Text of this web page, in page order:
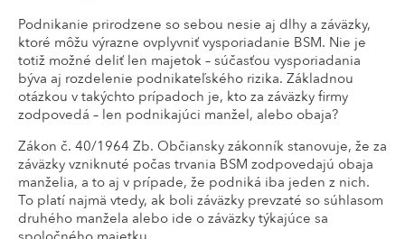
Podnikanie prirodzene so sebou nesie aj dlhy a záväzky,
ktoré môžu výrazne ovplyvniť vysporiadanie BSM. Nie je
totiž možné deliť len majetok – súčasťou vysporiadania
býva aj rozdelenie podnikateľského rizika. Základnou
otázkou v takýchto prípadoch je, kto za záväzky firmy
zodpovedá – len podnikajúci manžel, alebo obaja?
Zákon č. 40/1964 Zb. Občiansky zákonník stanovuje, že za
záväzky vzniknuté počas trvania BSM zodpovedajú obaja
manželia, a to aj v prípade, že podniká iba jeden z nich.
To platí najmä vtedy, ak boli záväzky prevzaté so súhlasom
druhého manžela alebo ide o záväzky týkajúce sa